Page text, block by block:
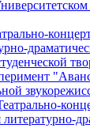
литературно-